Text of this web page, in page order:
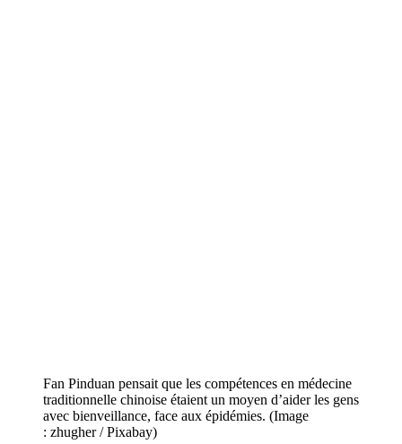
Fan Pinduan pensait que les compétences en médecine
traditionnelle chinoise étaient un moyen d’aider les gens
avec bienveillance, face aux épidémies. (Image
: zhugher / Pixabay)